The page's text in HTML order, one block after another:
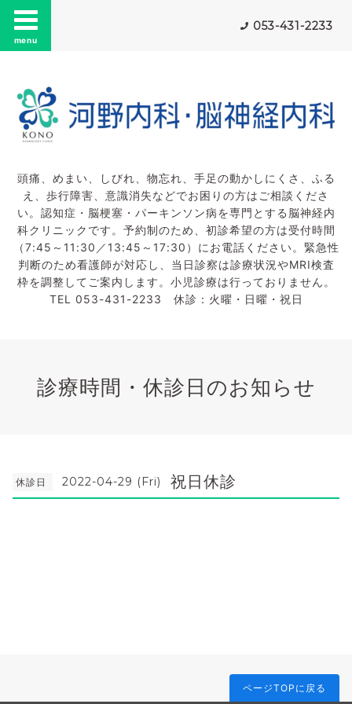
menu
053-431-2233
頭痛、めまい、しびれ、物忘れ、手足の動かしにくさ、ふる
え、歩行障害、意識消失などでお困りの方はご相談くださ
い。認知症・脳梗塞・パーキンソン病を専門とする脳神経内
科クリニックです。予約制のため、初診希望の方は受付時間
（7:45～11:30／13:45～17:30）にお電話ください。緊急性
判断のため看護師が対応し、当日診察は診療状況やMRI検査
枠を調整してご案内します。小児診療は行っておりません。
TEL 053-431-2233 休診：火曜・日曜・祝日
診療時間・休診日のお知らせ
休診日 2022-04-29 (Fri) 祝日休診
ページTOPに戻る